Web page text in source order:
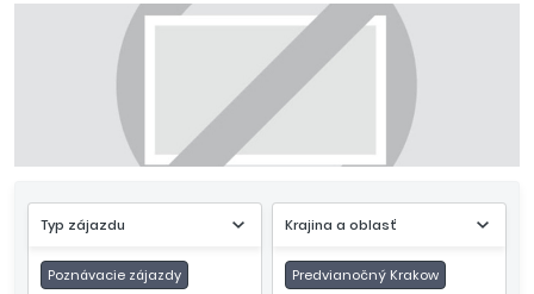
Typ zájazdu
Poznávacie zájazdy
Krajina a oblasť
Predvianočný Krakow